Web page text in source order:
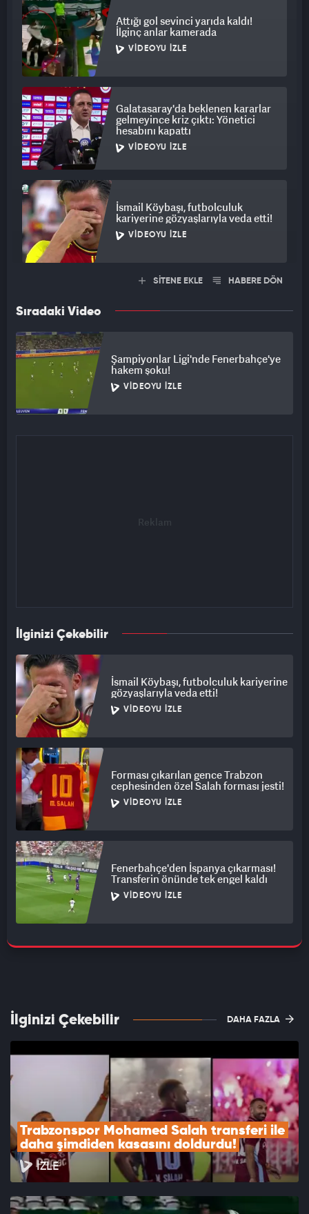
Attığı gol sevinci yarıda kaldı!
İlginç anlar kamerada
VIDEOYU İZLE
Galatasaray'da beklenen kararlar
gelmeyince kriz çıktı: Yönetici
hesabını kapattı
VIDEOYU İZLE
İsmail Köybaşı, futbolculuk
kariyerine gözyaşlarıyla veda etti!
VIDEOYU İZLE
SİTENE EKLE HABERE DÖN
Sıradaki Video
Şampiyonlar Ligi'nde Fenerbahçe'ye
hakem şoku!
VIDEOYU İZLE
İlginizi Çekebilir
İsmail Köybaşı, futbolculuk kariyerine
gözyaşlarıyla veda etti!
VIDEOYU İZLE
Forması çıkarılan gence Trabzon
cephesinden özel Salah forması jesti!
VIDEOYU İZLE
Fenerbahçe'den İspanya çıkarması!
Transferin önünde tek engel kaldı
VIDEOYU İZLE
İlginizi Çekebilir DAHA FAZLA
Trabzonspor Mohamed Salah transferi ile
daha şimdiden kasasını doldurdu!
İZLE